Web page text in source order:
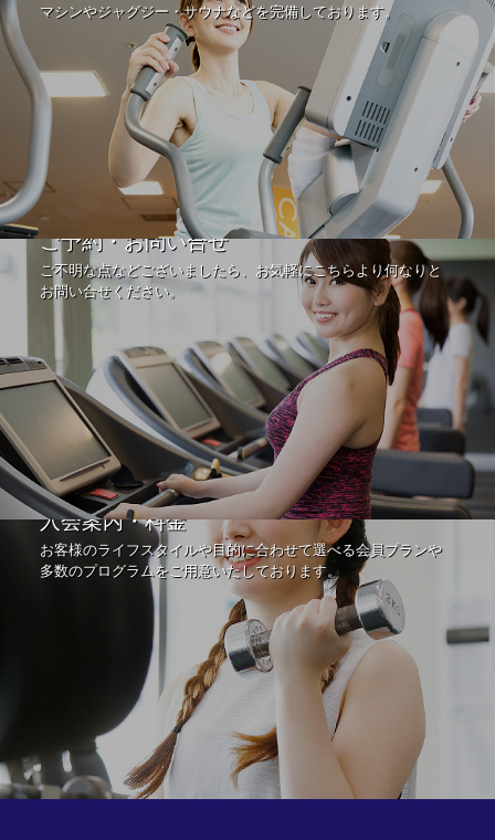
マシンやジャグジー・サウナなどを完備しております。
ご予約・お問い合せ
ご不明な点などございましたら、お気軽にこちらより何なりと
お問い合せください。
入会案内・料金
お客様のライフスタイルや目的に合わせて選べる会員プランや
多数のプログラムをご用意いたしております。